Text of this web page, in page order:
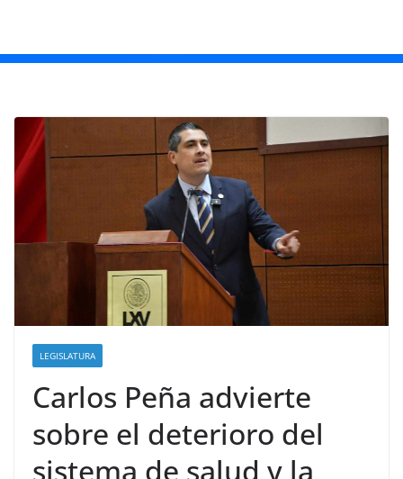
LEGISLATURA
Carlos Peña advierte
sobre el deterioro del
sistema de salud y la